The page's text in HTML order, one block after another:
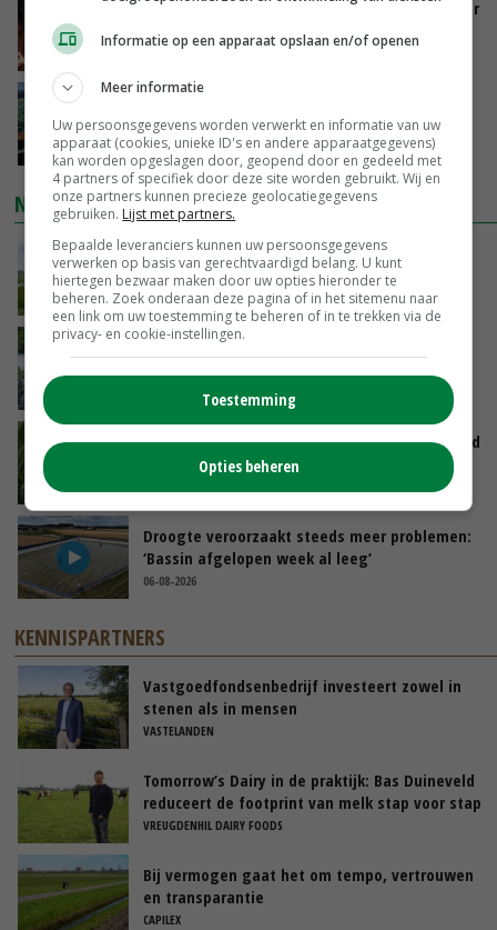
Vlaamse varkensstapel krimpt, pluimveesector
groeit door schaalvergroting
GISTEREN, 15:20
je gelukkig van wordt’
GISTEREN, 13:31
NIEUWSTE VIDEO'S
POAH!: John Deere 7730
GISTEREN, 10:00
Oekraïne-vlogger Kees Huizinga: ‘Bezoek van
Limburgse mais van Frijns doet het verrassend
Droogte veroorzaakt steeds meer problemen:
‘Bassin afgelopen week al leeg’
06-08-2026
KENNISPARTNERS
Vastgoedfondsenbedrijf investeert zowel in
stenen als in mensen
VASTELANDEN
Tomorrow’s Dairy in de praktijk: Bas Duineveld
reduceert de footprint van melk stap voor stap
VREUGDENHIL DAIRY FOODS
Bij vermogen gaat het om tempo, vertrouwen
en transparantie
CAPILEX
Informatie op een apparaat opslaan en/of openen
Meer informatie
Uw persoonsgegevens worden verwerkt en informatie van uw
apparaat (cookies, unieke ID's en andere apparaatgegevens)
kan worden opgeslagen door, geopend door en gedeeld met
4 partners of specifiek door deze site worden gebruikt. Wij en
onze partners kunnen precieze geolocatiegegevens
gebruiken. Lijst met partners.
Bepaalde leveranciers kunnen uw persoonsgegevens
verwerken op basis van gerechtvaardigd belang. U kunt
hiertegen bezwaar maken door uw opties hieronder te
beheren. Zoek onderaan deze pagina of in het sitemenu naar
een link om uw toestemming te beheren of in te trekken via de
privacy- en cookie-instellingen.
Toestemming
Opties beheren